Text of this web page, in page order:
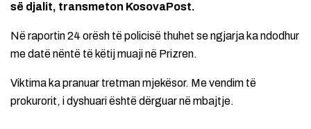
së djalit, transmeton KosovaPost.
Në raportin 24 orësh të policisë thuhet se ngjarja ka ndodhur
me datë nëntë të këtij muaji në Prizren.
Viktima ka pranuar tretman mjekësor. Me vendim të
prokurorit, i dyshuari është dërguar në mbajtje.